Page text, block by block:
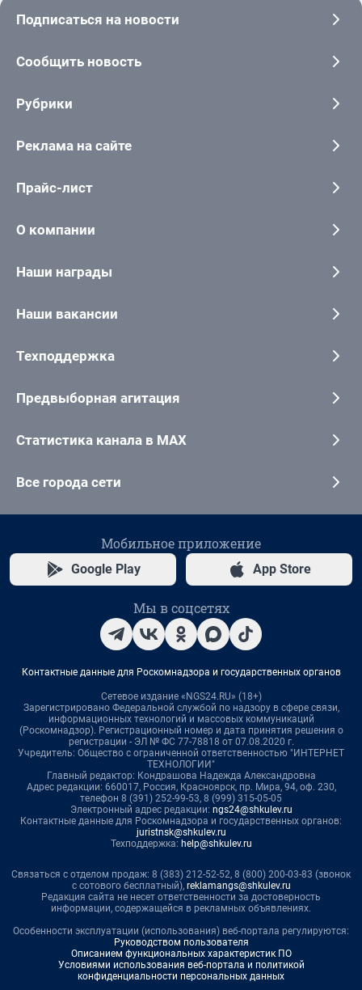
Подписаться на новости
Сообщить новость
Рубрики
Реклама на сайте
Прайс-лист
О компании
Наши награды
Наши вакансии
Техподдержка
Предвыборная агитация
Статистика канала в MAX
Все города сети
Мобильное приложение
Google Play App Store
Мы в соцсетях
Контактные данные для Роскомнадзора и государственных органов
Сетевое издание «NGS24.RU» (18+)
Зарегистрировано Федеральной службой по надзору в сфере связи,
информационных технологий и массовых коммуникаций
(Роскомнадзор). Регистрационный номер и дата принятия решения о
регистрации - ЭЛ № ФС 77-78818 от 07.08.2020 г.
Учредитель: Общество с ограниченной ответственностью "ИНТЕРНЕТ
ТЕХНОЛОГИИ"
Главный редактор: Кондрашова Надежда Александровна
Адрес редакции: 660017, Россия, Красноярск, пр. Мира, 94, оф. 230,
телефон 8 (391) 252-99-53, 8 (999) 315-05-05
Электронный адрес редакции: ngs24@shkulev.ru
Контактные данные для Роскомнадзора и государственных органов:
juristnsk@shkulev.ru
Техподдержка: help@shkulev.ru
Связаться с отделом продаж: 8 (383) 212-52-52, 8 (800) 200-03-83 (звонок
с сотового бесплатный), reklamangs@shkulev.ru
Редакция сайта не несет ответственности за достоверность
информации, содержащейся в рекламных объявлениях.
Особенности эксплуатации (использования) веб-портала регулируются:
Руководством пользователя
Описанием функциональных характеристик ПО
Условиями использования веб-портала и политикой
конфиденциальности персональных данных